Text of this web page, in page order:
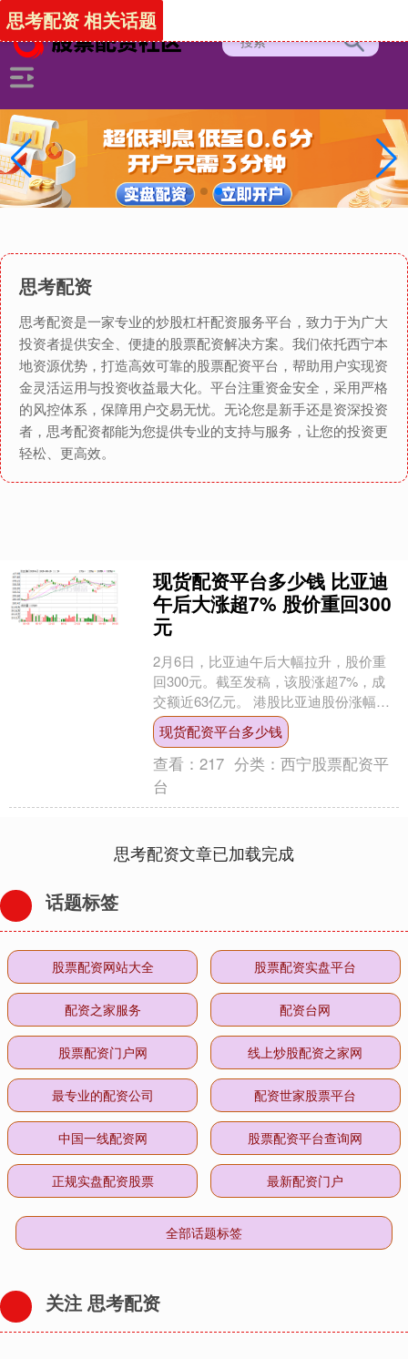
思考配资
思考配资是一家专业的炒股杠杆配资服务平台，致力于为广大
投资者提供安全、便捷的股票配资解决方案。我们依托西宁本
地资源优势，打造高效可靠的股票配资平台，帮助用户实现资
金灵活运用与投资收益最大化。平台注重资金安全，采用严格
的风控体系，保障用户交易无忧。无论您是新手还是资深投资
者，思考配资都能为您提供专业的支持与服务，让您的投资更
轻松、更高效。
思考配资 相关话题
现货配资平台多少钱 比亚迪
午后大涨超7% 股价重回300
元
2月6日，比亚迪午后大幅拉升，股价重
回300元。截至发稿，该股涨超7%，成
交额近63亿元。 港股比亚迪股份涨幅扩
大至5%，报297.6港元；比亚迪电子涨幅
扩大至....
现货配资平台多少钱
查看：217 分类：西宁股票配资平
台
思考配资文章已加载完成
话题标签
股票配资网站大全 股票配资实盘平台
配资之家服务 配资台网
股票配资门户网 线上炒股配资之家网
最专业的配资公司 配资世家股票平台
中国一线配资网 股票配资平台查询网
正规实盘配资股票 最新配资门户
全部话题标签
关注 思考配资